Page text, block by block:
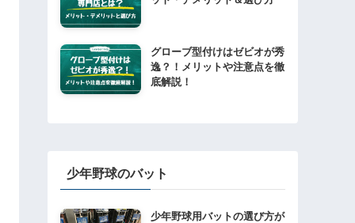
グローブ型付けはゼビオが秀
逸？！メリットや注意点を徹
底解説！
少年野球のバット
少年野球用バットの選び方が